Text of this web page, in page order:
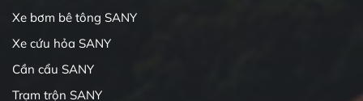
Xe bơm bê tông SANY
Xe cứu hỏa SANY
Cần cẩu SANY
Trạm trộn SANY